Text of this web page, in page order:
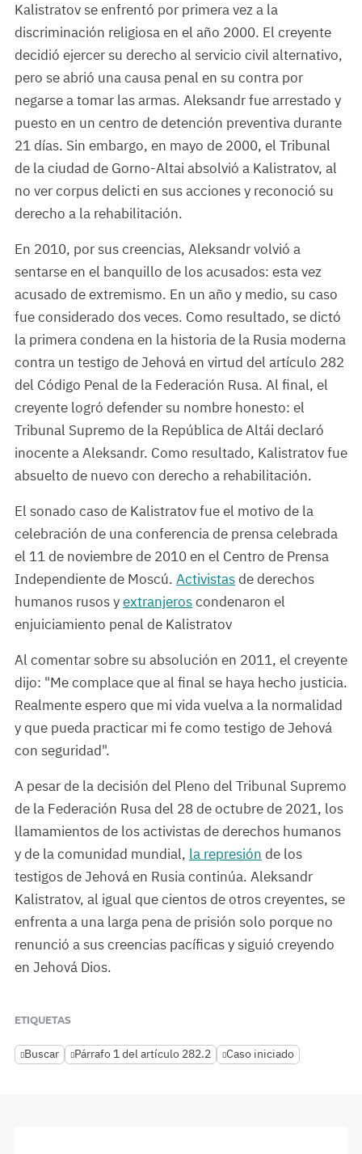
Kalistratov se enfrentó por primera vez a la
discriminación religiosa en el año 2000. El creyente
decidió ejercer su derecho al servicio civil alternativo,
pero se abrió una causa penal en su contra por
negarse a tomar las armas. Aleksandr fue arrestado y
puesto en un centro de detención preventiva durante
21 días. Sin embargo, en mayo de 2000, el Tribunal
de la ciudad de Gorno-Altai absolvió a Kalistratov, al
no ver corpus delicti en sus acciones y reconoció su
derecho a la rehabilitación.
En 2010, por sus creencias, Aleksandr volvió a
sentarse en el banquillo de los acusados: esta vez
acusado de extremismo. En un año y medio, su caso
fue considerado dos veces. Como resultado, se dictó
la primera condena en la historia de la Rusia moderna
contra un testigo de Jehová en virtud del artículo 282
del Código Penal de la Federación Rusa. Al final, el
creyente logró defender su nombre honesto: el
Tribunal Supremo de la República de Altái declaró
inocente a Aleksandr. Como resultado, Kalistratov fue
absuelto de nuevo con derecho a rehabilitación.
El sonado caso de Kalistratov fue el motivo de la
celebración de una conferencia de prensa celebrada
el 11 de noviembre de 2010 en el Centro de Prensa
Independiente de Moscú. Activistasde derechos
humanos rusos yextranjeroscondenaron el
enjuiciamiento penal de Kalistratov
Al comentar sobre su absolución en 2011, el creyente
dijo: "Me complace que al final se haya hecho justicia.
Realmente espero que mi vida vuelva a la normalidad
y que pueda practicar mi fe como testigo de Jehová
con seguridad".
A pesar de la decisión del Pleno del Tribunal Supremo
de la Federación Rusa del 28 de octubre de 2021, los
llamamientos de los activistas de derechos humanos
y de la comunidad mundial, la represión de los
testigos de Jehová en Rusia continúa. Aleksandr
Kalistratov, al igual que cientos de otros creyentes, se
enfrenta a una larga pena de prisión solo porque no
renunció a sus creencias pacíficas y siguió creyendo
en Jehová Dios.
ETIQUETAS
Buscar Párrafo 1 del artículo 282.2 Caso iniciado